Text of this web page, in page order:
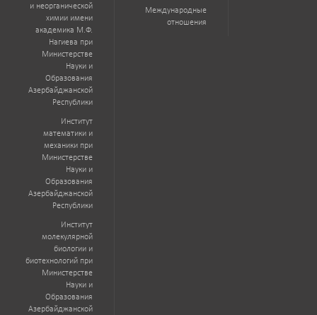
и неорганической
химии имени
академика М.Ф.
Нагиева при
Министерстве
Науки и
Образования
Азербайджанской
Республики
Институт
математики и
механики при
Министерстве
Науки и
Образования
Азербайджанской
Республики
Институт
молекулярной
биологии и
биотехнологий при
Министерстве
Науки и
Образования
Азербайджанской
Международные
отношения